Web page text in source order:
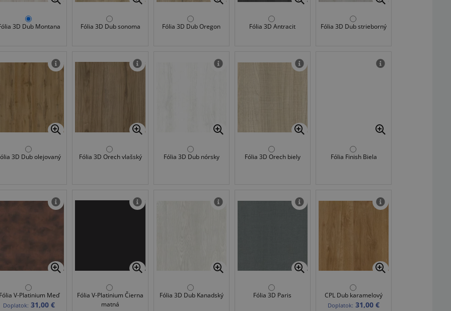
3D Dub Montana Fólia 3D Dub sonoma Fólia 3D Dub Oregon Fólia 3D Antracit Fólia 3D Dub strieborný
3D Dub olejovaný Fólia 3D Orech vlašský Fólia 3D Dub nórsky Fólia 3D Orech biely Fólia Finish Biela
Fólia V-Platinium Meď
Doplatok: 31,00 €
Fólia V-Platinium Čierna
matná
Fólia 3D Dub Kanadský Fólia 3D Paris CPL Dub karamelový
Doplatok: 31,00 €